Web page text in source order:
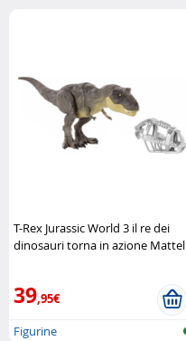
T-Rex Jurassic World 3 il re dei
dinosauri torna in azione Mattel
39,95€
Figurine